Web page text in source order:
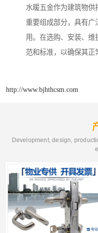
水暖五金作为建筑物供
重要组成部分，具有广
用。在选购、安装、
范和标准，以确保其正
http://www.bjhthcsm.com
Development, design,